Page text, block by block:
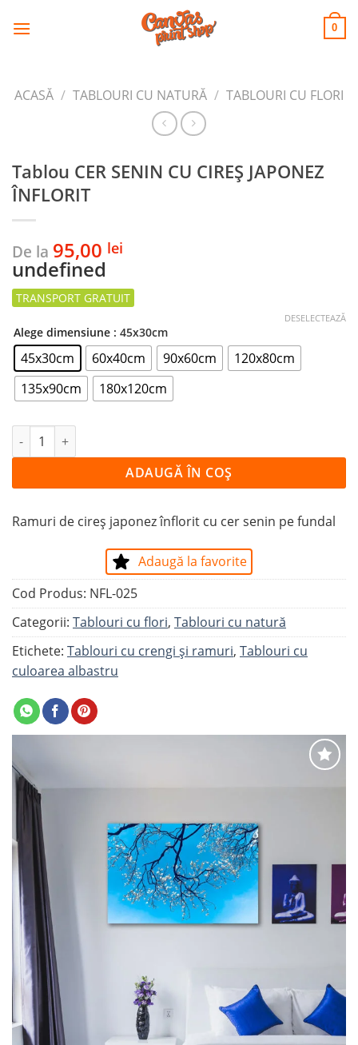
CANVAS
PRINT SHOP 0
ACASĂ / TABLOURI CU NATURĂ / TABLOURI CU FLORI
Tablou CER SENIN CU CIREȘ JAPONEZ
ÎNFLORIT
De la 95,00 lei
undefined
Alege dimensiune : 45x30cm
45x30cm 60x40cm 90x60cm
120x80cm
135x90cm
180x120cm
DESELECTEAZĂ
Cantitate Tablou CER SENIN CU CIREȘ JAPONEZ ÎNFLORIT
ADAUGĂ ÎN COȘ
Ramuri de cireș japonez înflorit cu cer senin pe fundal
Adaugă la favorite
Cod Produs: NFL-025
Categorii: Tablouri cu flori, Tablouri cu natură
Etichete: Tablouri cu crengi și ramuri, Tablouri cu
culoarea albastru